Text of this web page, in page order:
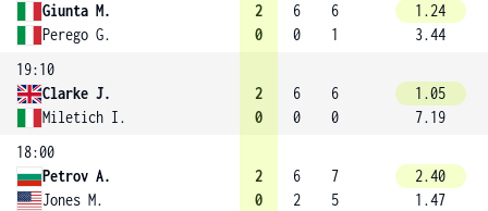
Giunta M.
Perego G.
2
0
6
0
6
1
1.24
3.44
19:10
Clarke J.
Miletich I.
2
0
6
0
6
0
1.05
7.19
18:00
Petrov A.
Jones M.
2
0
6
2
7
5
2.40
1.47